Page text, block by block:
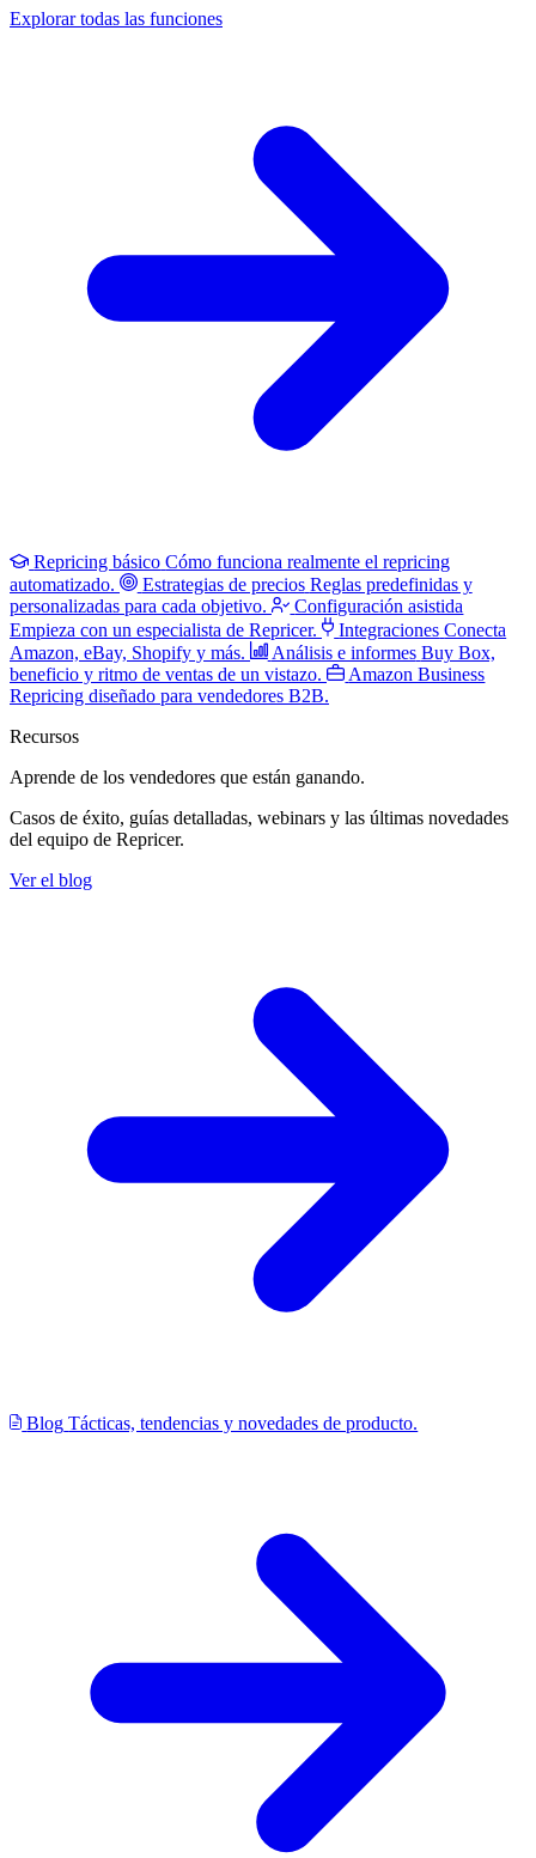
Explorar todas las funciones
Repricing básico Cómo funciona realmente el repricing
automatizado.
Estrategias de precios Reglas predefinidas y
personalizadas para cada objetivo.
Configuración asistida
Empieza con un especialista de Repricer.
Integraciones Conecta
Amazon, eBay, Shopify y más.
Análisis e informes Buy Box,
beneficio y ritmo de ventas de un vistazo.
Amazon Business
Repricing diseñado para vendedores B2B.
Recursos
Aprende de los vendedores que están ganando.
Casos de éxito, guías detalladas, webinars y las últimas novedades
del equipo de Repricer.
Ver el blog
Blog Tácticas, tendencias y novedades de producto.